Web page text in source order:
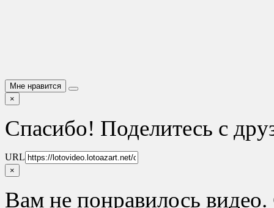
Мне нравится
×
Спасибо! Поделитесь с
URL
×
Вам не понравилось